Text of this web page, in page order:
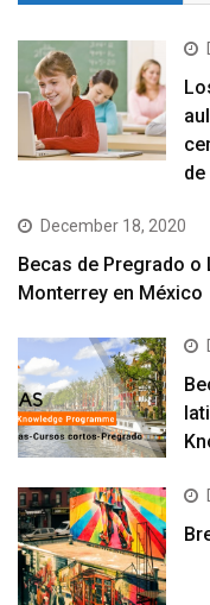
de
December 18, 2020
Becas de Pregrado
Monterrey en México